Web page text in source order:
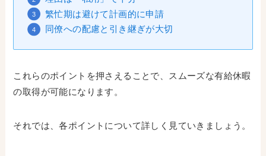
繁忙期は避けて計画的に申請
同僚への配慮と引き継ぎが大切
これらのポイントを押さえることで、スムーズな有給休暇
の取得が可能になります。
それでは、各ポイントについて詳しく見ていきましょう。